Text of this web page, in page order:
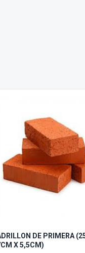
DE PRIMERA
X 5,5CM)